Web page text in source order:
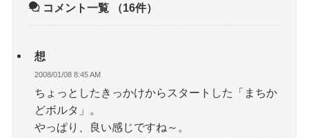
コメント一覧 （16件）
想
2008/01/08 8:45 AM
ちょっとしたきっかけからスタートした「まちか
どボルタ」。
やっぱり、良い感じですね～。